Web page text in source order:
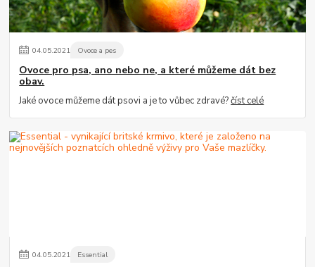
04.05.2021 Ovoce a pes
Ovoce pro psa, ano nebo ne, a které můžeme dát bez
obav.
Jaké ovoce můžeme dát psovi a je to vůbec zdravé?číst celé
04.05.2021 Essential